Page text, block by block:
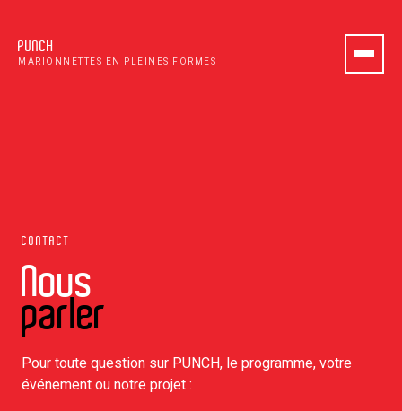
PUNCH
MARIONNETTES EN PLEINES FORMES
CONTACT
Nous
parler
Pour toute question sur PUNCH, le programme, votre
événement ou notre projet :